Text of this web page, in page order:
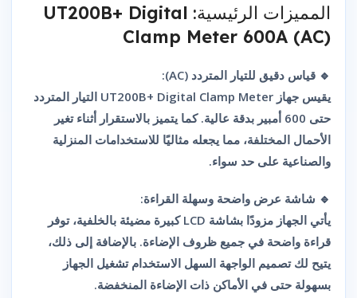
المميزات الرئيسية: UT200B+ Digital
Clamp Meter 600A (AC)
🔹 قياس دقيق للتيار المتردد (AC):
يقيس جهاز UT200B+ Digital Clamp Meter التيار المتردد
حتى 600 أمبير بدقة عالية. كما يتميز بالاستقرار أثناء تغير
الأحمال المختلفة، مما يجعله مثاليًا للاستخدامات المنزلية
والصناعية على حد سواء.
🔹 شاشة عرض واضحة وسهلة القراءة:
يأتي الجهاز مزودًا بشاشة LCD كبيرة مضيئة بالخلفية، توفر
قراءة واضحة في جميع ظروف الإضاءة. بالإضافة إلى ذلك،
يتيح لك تصميم الواجهة السهل الاستخدام تشغيل الجهاز
بسهولة حتى في الأماكن ذات الإضاءة المنخفضة.